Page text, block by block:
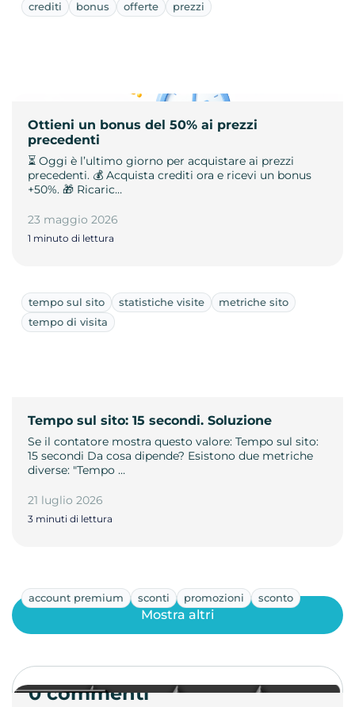
crediti bonus offerte prezzi
Ottieni un bonus del 50% ai prezzi
precedenti
⏳ Oggi è l’ultimo giorno per acquistare ai prezzi
precedenti. 💰 Acquista crediti ora e ricevi un bonus
+50%. 🎁 Ricaric…
23 maggio 2026
1 minuto di lettura
tempo sul sito statistiche visite
metriche sito
tempo di visita
Tempo sul sito: 15 secondi. Soluzione
Se il contatore mostra questo valore: Tempo sul sito:
15 secondi Da cosa dipende? Esistono due metriche
diverse: "Tempo …
21 luglio 2026
3 minuti di lettura
account premium sconti promozioni sconto
Mostra altri
0 commenti